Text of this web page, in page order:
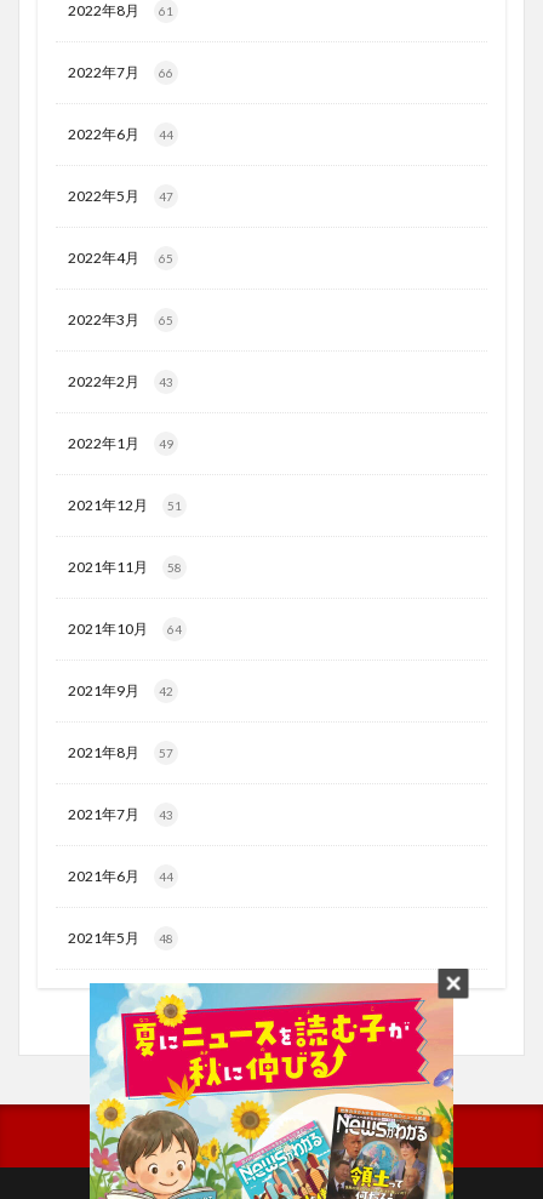
2022年8月 61
2022年7月 66
2022年6月 44
2022年5月 47
2022年4月 65
2022年3月 65
2022年2月 43
2022年1月 49
2021年12月 51
2021年11月 58
2021年10月 64
2021年9月 42
2021年8月 57
2021年7月 43
2021年6月 44
2021年5月 48